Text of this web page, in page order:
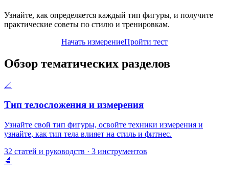
Узнайте, как определяется каждый тип фигуры, и получите
практические советы по стилю и тренировкам.
Начать измерениеПройти тест
Обзор тематических разделов
📐
Тип телосложения и измерения
Узнайте свой тип фигуры, освойте техники измерения и
узнайте, как тип тела влияет на стиль и фитнес.
32 статей и руководств · 3 инструментов
🔬